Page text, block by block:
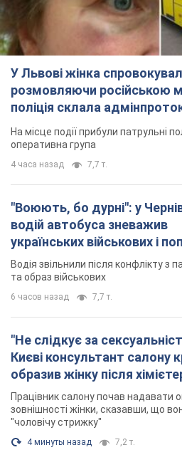
У Львові жінка
розмовляючи російською
поліція склала
На місце події прибули патрульні
оперативна група
4 часа назад 7,7 т.
"Воюють, бо дурні": у
водій автобуса зневажив
українських військових і
Відео
Водія звільнили після конфлікту з
та образ військових
6 часов назад 7,7 т.
"Не слідкує за
Києві консультант салону
образив жінку після
розгорівся скандал. Фото
Працівник салону почав надавати
зовнішності жінки, сказавши, що
"чоловічу стрижку"
4 минуты назад 7,2 т.